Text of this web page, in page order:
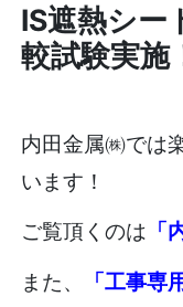
IS遮熱シー
較試験実施
内田金属㈱では
います！
ご覧頂くのは 「
また、
「工事専